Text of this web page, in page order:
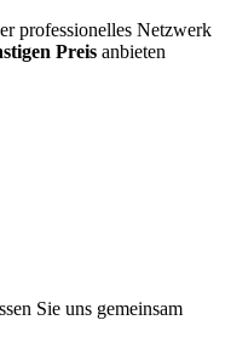
professionelles Netzwerk
Preis anbieten
Sie uns gemeinsam